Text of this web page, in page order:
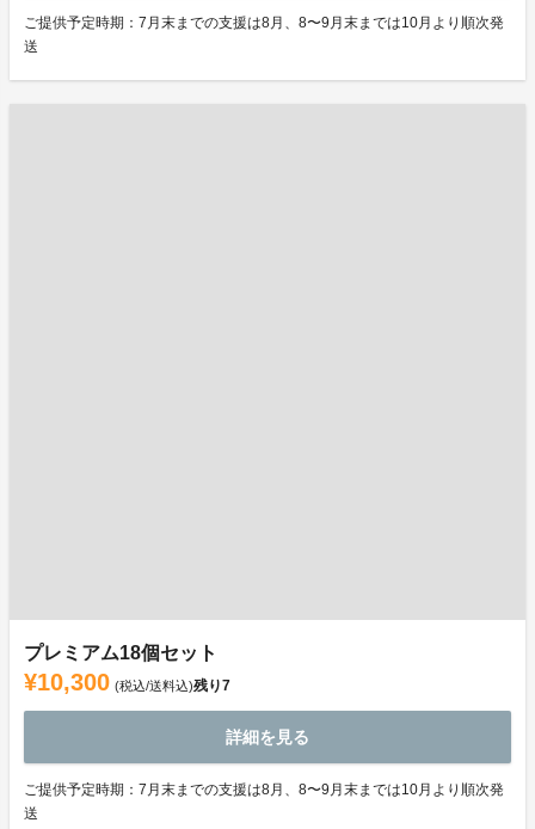
ご提供予定時期：7月末までの支援は8月、8〜9月末までは10月より順次発
送
プレミアム18個セット
¥10,300 (税込/送料込)残り7
詳細を見る
ご提供予定時期：7月末までの支援は8月、8〜9月末までは10月より順次発
送